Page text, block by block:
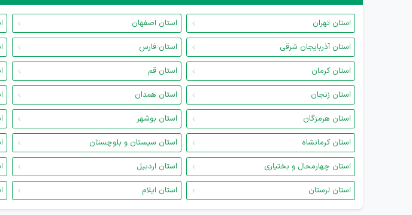
استان تهران استان اصفهان
استان آذربایجان شرقی
استان فارس
استان کرمان
استان قم
استان زنجان
استان همدان
استان هرمزگان
استان بوشهر
استان کرمانشاه
استان سیستان و بلوچستان
استان چهارمحال و بختیاری
استان اردبیل
استان لرستان
استان ایلام